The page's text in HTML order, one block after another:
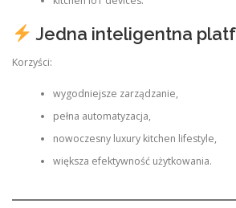
Jedna inteligentna
Korzyści:
wygodniejsze zarządzanie,
pełna automatyzacja,
nowoczesny luxury kitchen lifestyle,
większa efektywność użytkowania.